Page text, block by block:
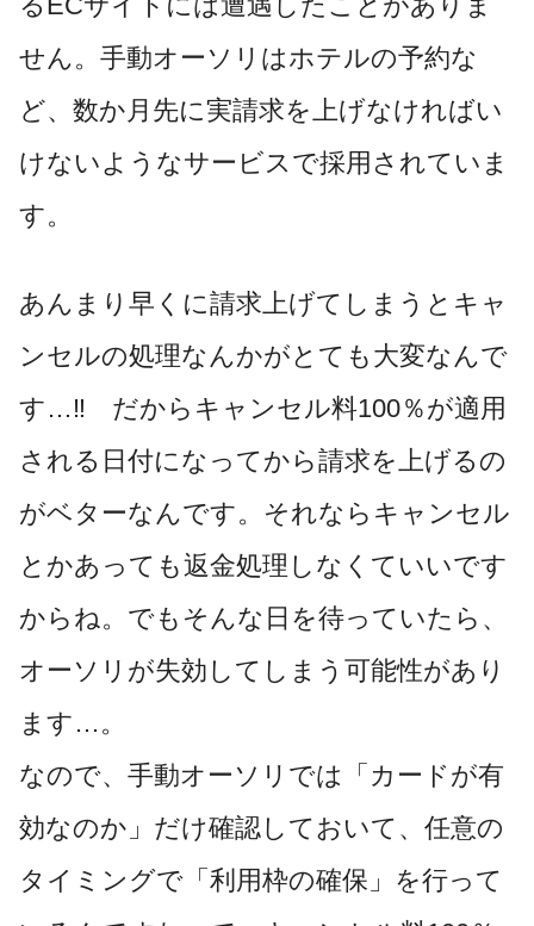
せん。手動オーソリはホテルの予約な
ど、数か月先に実請求を上げなければい
けないようなサービスで採用されていま
す。
あんまり早くに請求上げてしまうとキャ
ンセルの処理なんかがとても大変なんで
す…‼ だからキャンセル料100％が適用
される日付になってから請求を上げるの
がベターなんです。それならキャンセル
とかあっても返金処理しなくていいです
からね。 でもそんな日を待っていたら、
オーソリが失効してしまう可能性があり
ます…。
なので、手動オーソリでは「カードが有
効なのか」だけ確認しておいて、任意の
タイミングで「利用枠の確保」を行って